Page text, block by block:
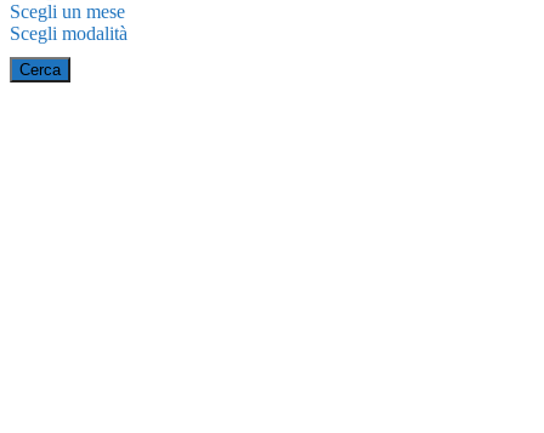
Scegli un mese
Scegli modalità
Cerca